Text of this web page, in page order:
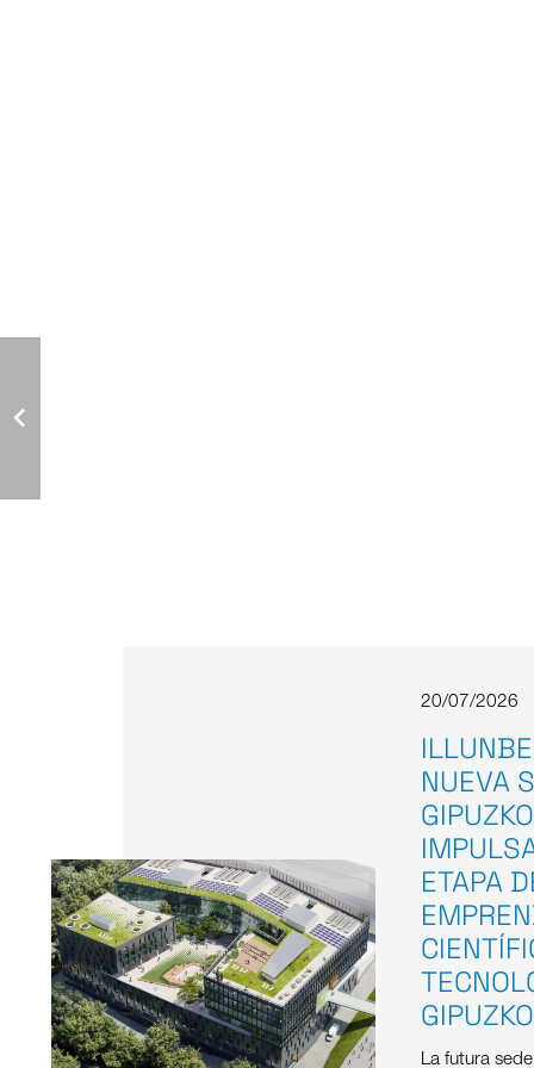
14/07/2026
BECAS
EHU
El programa
apoyar un
iniciativas